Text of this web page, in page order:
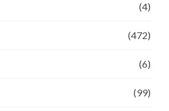
(4)
(472)
(6)
(99)